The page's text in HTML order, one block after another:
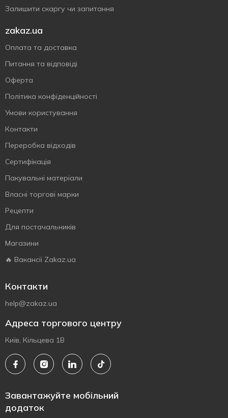
Залишити скаргу чи запитання
zakaz.ua
Оплата та доставка
Питання та відповіді
Оферта
Політика конфіденційності
Умови користування
Контакти
Переробка відходів
Сертифiкацiя
Пакувальні матеріали
Власнi торговi марки
Рецепти
Для постачальників
Магазини
🔥 Вакансії Zakaz.ua
Контакти
help@zakaz.ua
Адреса торгового центру
Київ, Кільцева 1В
Завантажуйте мобільний
додаток